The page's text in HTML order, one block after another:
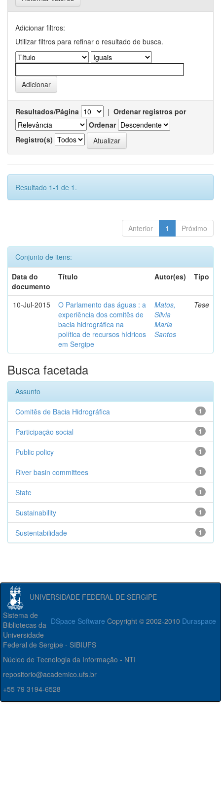
Adicionar filtros:
Utilizar filtros para refinar o resultado de busca.
Resultados/Página | Ordenar registros por
Ordenar
Registro(s)
Resultado 1-1 de 1.
Anterior 1 Próximo
Conjunto de itens:
Data do
documento
Título Autor(es) Tipo
10-Jul-2015
O Parlamento das águas : a
experiência dos comitês de
bacia hidrográfica na
política de recursos hídricos
em Sergipe
Matos,
Silvia
Maria
Santos
Tese
Busca facetada
Assunto
1
Comitês de Bacia Hidrográfica
1
Participação social
1
Public policy
1
River basin committees
1
State
1
Sustainability
1
Sustentabilidade
UNIVERSIDADE FEDERAL DE SERGIPE
DSpace Software Copyright © 2002-2010 Duraspace
Sistema de
Bibliotecas da
Universidade
Federal de Sergipe - SIBIUFS
Núcleo de Tecnologia da Informação - NTI
repositorio@academico.ufs.br
+55 79 3194-6528